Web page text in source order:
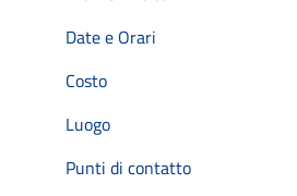
Date e Orari
Costo
Luogo
Punti di contatto